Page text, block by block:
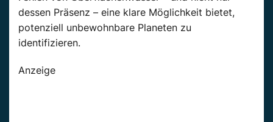
dessen Präsenz ­– eine klare Möglichkeit bietet,
potenziell unbewohnbare Planeten zu
identifizieren.
Anzeige